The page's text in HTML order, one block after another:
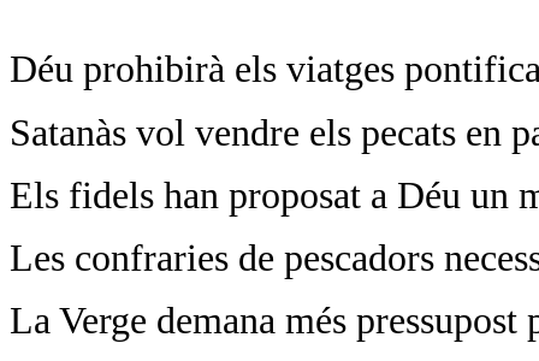
Déu prohibirà els viatges
Satanàs vol vendre els pecats en
Els fidels han proposat a Déu un
Les confraries de pescadors
La Verge demana més